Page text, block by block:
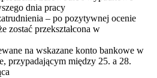
dnia pracy
– po pozytywnej ocenie
zostać przekształcona w
na wskazane konto bankowe w
przypadającym między 25. a 28.